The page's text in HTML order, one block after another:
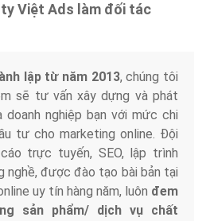
Việt Ads làm đối tác
lập từ năm 2013, chúng tôi
sẽ tư vấn xây dựng và phát
nghiệp bạn với mức chi
tư cho marketing online. Đội
trực tuyến, SEO, lập trình
nghề, được đào tạo bài bản tại
uy tín hàng năm, luôn đem
sản phẩm/ dịch vụ chất